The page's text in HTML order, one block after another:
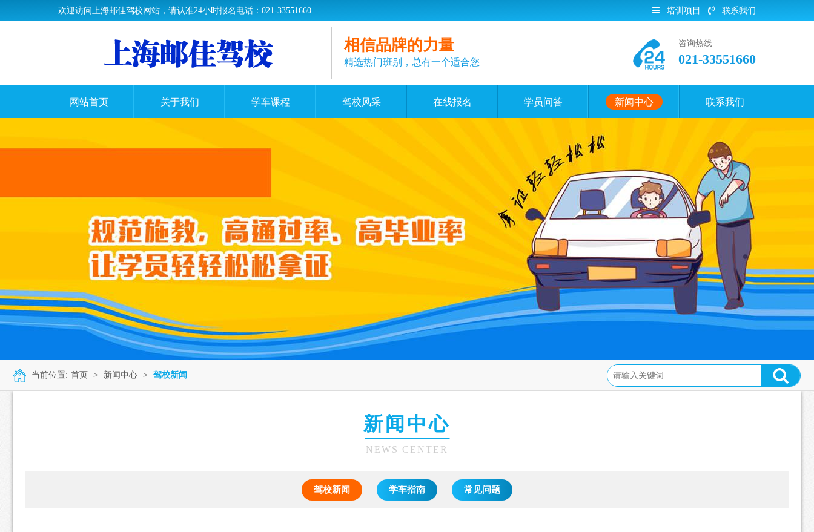
欢迎访问上海邮佳驾校网站，请认准24小时报名电话：021-33551660 培训项目 联系我们
相信品牌的力量
精选热门班别，总有一个适合您
咨询热线
021-33551660
网站首页 关于我们 学车课程 驾校风采 在线报名 学员问答 新闻中心 联系我们
当前位置: 首页 > 新闻中心 > 驾校新闻
新闻中心
NEWS CENTER
驾校新闻 学车指南 常见问题